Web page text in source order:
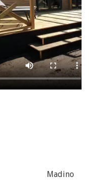
Madino